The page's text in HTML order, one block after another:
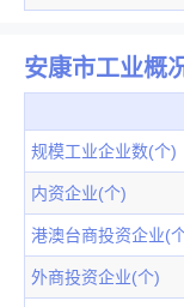
安康市工业概
规模工业企业数(个)
内资企业(个)
港澳台商投资企业(
外商投资企业(个)